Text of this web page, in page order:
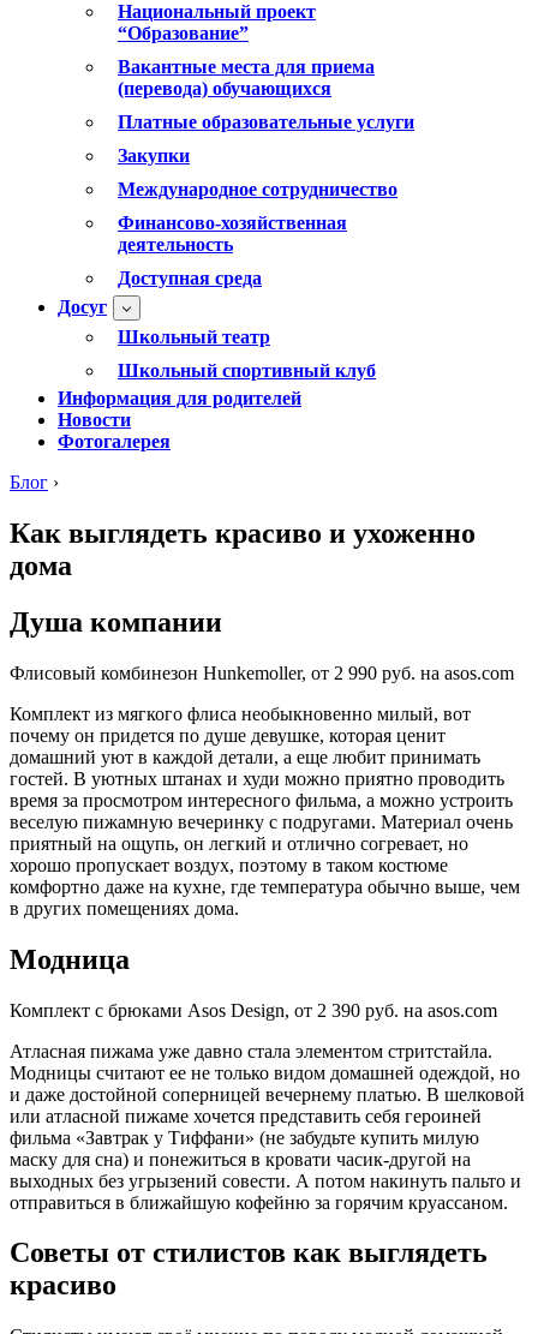
Национальный проект
“Образование”
Вакантные места для приема
(перевода) обучающихся
Платные образовательные услуги
Закупки
Международное сотрудничество
Финансово-хозяйственная
деятельность
Доступная среда
Досуг
Школьный театр
Школьный спортивный клуб
Информация для родителей
Новости
Фотогалерея
Блог ›
Как выглядеть красиво и ухоженно
дома
Душа компании
Флисовый комбинезон Hunkemoller, от 2 990 руб. на asos.com
Комплект из мягкого флиса необыкновенно милый, вот
почему он придется по душе девушке, которая ценит
домашний уют в каждой детали, а еще любит принимать
гостей. В уютных штанах и худи можно приятно проводить
время за просмотром интересного фильма, а можно устроить
веселую пижамную вечеринку с подругами. Материал очень
приятный на ощупь, он легкий и отлично согревает, но
хорошо пропускает воздух, поэтому в таком костюме
комфортно даже на кухне, где температура обычно выше, чем
в других помещениях дома.
Модница
Комплект с брюками Asos Design, от 2 390 руб. на asos.com
Атласная пижама уже давно стала элементом стритстайла.
Модницы считают ее не только видом домашней одеждой, но
и даже достойной соперницей вечернему платью. В шелковой
или атласной пижаме хочется представить себя героиней
фильма «Завтрак у Тиффани» (не забудьте купить милую
маску для сна) и понежиться в кровати часик-другой на
выходных без угрызений совести. А потом накинуть пальто и
отправиться в ближайшую кофейню за горячим круассаном.
Советы от стилистов как выглядеть
красиво